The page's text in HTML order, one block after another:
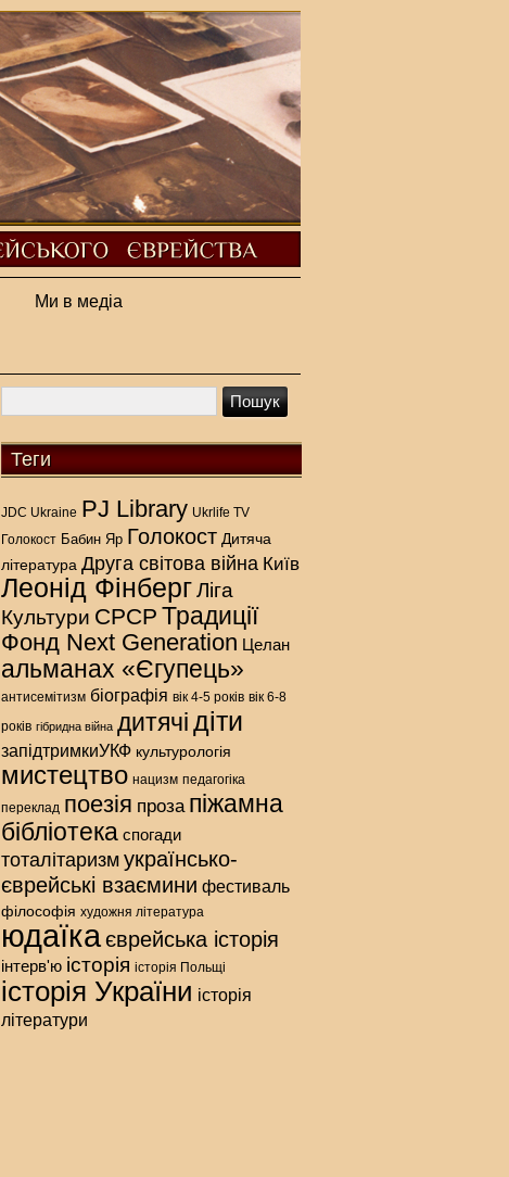
Ми в медіа
Теги
JDC Ukraine PJ Library Ukrlife TV
Голокост Бабин Яр Голокост Дитяча
література Друга світова війна Київ
Леонід ФінбергЛіга
Культури СРСР Традиції
Фонд Next Generation Целан
альманах «Єгупець»
антисемітизм біографія вік 4-5 років вік 6-8
років гібридна війна дитячідіти
запідтримкиУКФ культурологія
мистецтво нацизм педагогіка
переклад поезія проза піжамна
бібліотека спогади
тоталітаризм українсько-
єврейські взаємини фестиваль
філософія художня література
юдаїкаєврейська історія
інтерв'ю історія історія Польщі
історія України історія
літератури